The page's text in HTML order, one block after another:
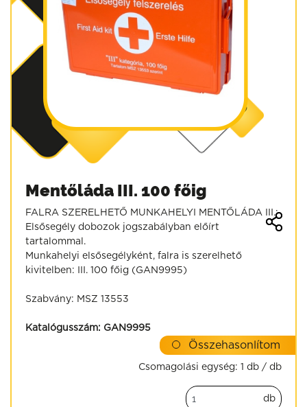
Mentőláda III. 100 főig
FALRA SZERELHETŐ MUNKAHELYI MENTŐLÁDA III.:
Elsősegély dobozok jogszabályban előírt
tartalommal.
Munkahelyi elsősegélyként, falra is szerelhető
kivitelben: III. 100 főig (GAN9995)
Szabvány: MSZ 13553
Katalógusszám: GAN9995
Összehasonlítom
Csomagolási egység: 1 db / db
db